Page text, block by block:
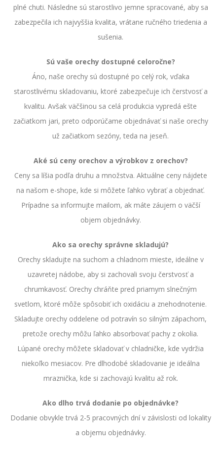
plné chuti. Následne sú starostlivo jemne spracované, aby sa
zabezpečila ich najvyššia kvalita, vrátane ručného triedenia a
sušenia.
Sú vaše orechy dostupné celoročne?
Áno, naše orechy sú dostupné po celý rok, vďaka
starostlivému skladovaniu, ktoré zabezpečuje ich čerstvosť a
kvalitu. Avšak väčšinou sa celá produkcia vypredá ešte
začiatkom jari, preto odporúčame objednávať si naše orechy
už začiatkom sezóny, teda na jeseň.
Aké sú ceny orechov a výrobkov z orechov?
Ceny sa líšia podľa druhu a množstva. Aktuálne ceny nájdete
na našom e-shope, kde si môžete ľahko vybrať a objednať.
Prípadne sa informujte mailom, ak máte záujem o väčší
objem objednávky.
Ako sa orechy správne skladujú?
Orechy skladujte na suchom a chladnom mieste, ideálne v
uzavretej nádobe, aby si zachovali svoju čerstvosť a
chrumkavosť. Orechy chráňte pred priamym slnečným
svetlom, ktoré môže spôsobiť ich oxidáciu a znehodnotenie.
Skladujte orechy oddelene od potravín so silným zápachom,
pretože orechy môžu ľahko absorbovať pachy z okolia.
Lúpané orechy môžete skladovať v chladničke, kde vydržia
niekoľko mesiacov. Pre dlhodobé skladovanie je ideálna
mraznička, kde si zachovajú kvalitu až rok.
Ako dlho trvá dodanie po objednávke?
Dodanie obvykle trvá 2-5 pracovných dní v závislosti od lokality
a objemu objednávky.